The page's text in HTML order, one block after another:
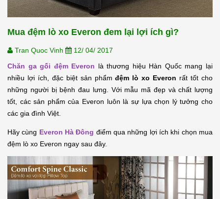
Mua đệm lò xo Everon đem lại lợi ích gì?
Tran Quoc Vinh
12/ 04/ 2017
Chăn ga gối đệm Everon là thương hiệu Hàn Quốc mang lại
nhiều lợi ích, đặc biệt sản phẩm đệm lò xo Everon rất tốt cho
những người bị bệnh đau lưng. Với mẫu mã đẹp và chất lượng
tốt, các sản phẩm của Everon luôn là sự lựa chọn lý tưởng cho
các gia đình Việt.
Hãy cùng Everon Hà Đông điểm qua những lợi ích khi chọn mua
đệm lò xo Everon ngay sau đây.